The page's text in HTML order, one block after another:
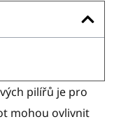
pilířů je pro
mohou ovlivnit